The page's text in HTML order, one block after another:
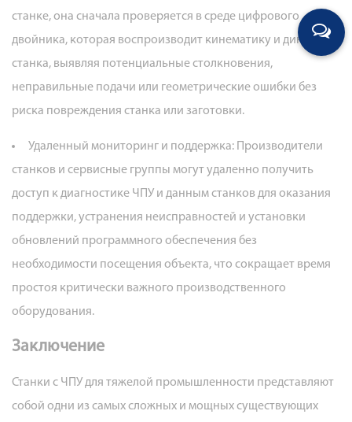
станке, она сначала проверяется в среде цифрового
двойника, которая воспроизводит кинематику и динамику
станка, выявляя потенциальные столкновения,
неправильные подачи или геометрические ошибки без
риска повреждения станка или заготовки.
Удаленный мониторинг и поддержка: Производители
станков и сервисные группы могут удаленно получить
доступ к диагностике ЧПУ и данным станков для оказания
поддержки, устранения неисправностей и установки
обновлений программного обеспечения без
необходимости посещения объекта, что сокращает время
простоя критически важного производственного
оборудования.
Заключение
Станки с ЧПУ для тяжелой промышленности представляют
собой одни из самых сложных и мощных существующих